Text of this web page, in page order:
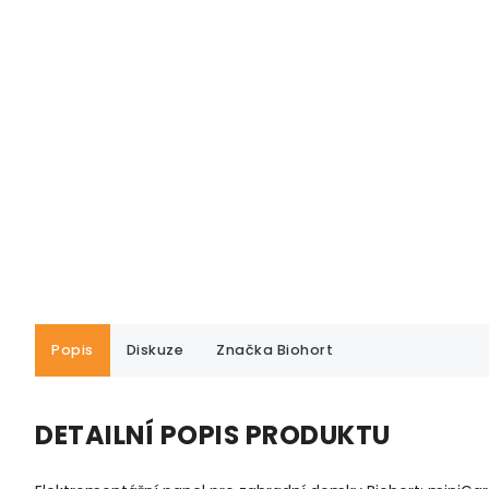
Popis Diskuze Značka Biohort
DETAILNÍ POPIS PRODUKTU